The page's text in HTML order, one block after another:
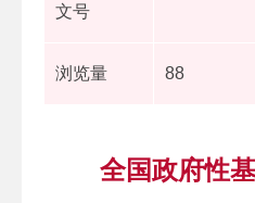
文号
浏览量 88
全国政府性